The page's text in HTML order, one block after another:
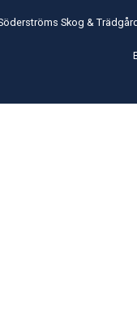
Skog &